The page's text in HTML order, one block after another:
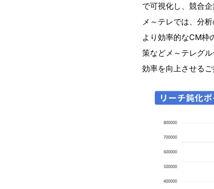
で可視化し、競合
メ～テレでは、分
より効率的なCM枠
策などメ～テレグ
効率を向上させるご